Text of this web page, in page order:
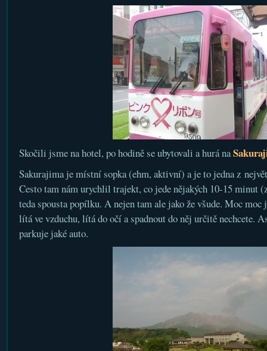
Skočili jsme na hotel, po hodině se ubytovali a hurá na
Sakurajima je místní sopka (ehm, aktivní) a je to jedna z
Cesto tam nám urychlil trajekt, co jede nějakých 10-15 minut
teda spousta popílku. A nejen tam ale jako že všude. Moc
lítá ve vzduchu, lítá do očí a spadnout do něj určitě nechcete.
parkuje jaké auto.